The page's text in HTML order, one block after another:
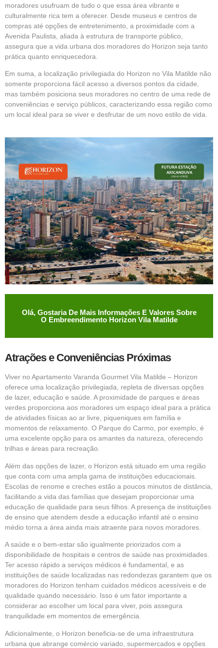
moradores usufruam de tudo o que essa área vibrante e
culturalmente rica tem a oferecer. Desde museus e centros de
compras até opções de entretenimento, a proximidade com a
Avenida Paulista, aliada à estrutura de transporte público,
assegura que a vida urbana dos moradores do Horizon seja tanto
prática quanto enriquecedora.
Em suma, a localização privilegiada do Horizon no Vila Matilde não
somente proporciona fácil acesso a diversos pontos da cidade,
mas também posiciona seus moradores no centro de uma rede de
conveniências e serviço públicos, caracterizando essa região como
um local ideal para se viver e desfrutar de um novo estilo de vida.
Olá, Gostaria De Mais Informações E Valores Sobre
O Embreendimento Horizon Vila Matilde
Atrações e Conveniências Próximas
Viver no Apartamento Varanda Gourmet Vila Matilde – Horizon
oferece uma localização privilegiada, repleta de diversas opções
de lazer, educação e saúde. A proximidade de parques e áreas
verdes proporciona aos moradores um espaço ideal para a prática
de atividades físicas ao ar livre, piqueniques em família e
momentos de relaxamento. O Parque do Carmo, por exemplo, é
uma excelente opção para os amantes da natureza, oferecendo
trilhas e áreas para recreação.
Além das opções de lazer, o Horizon está situado em uma região
que conta com uma ampla gama de instituições educacionais.
Escolas de renome e creches estão a poucos minutos de distância,
facilitando a vida das famílias que desejam proporcionar uma
educação de qualidade para seus filhos. A presença de instituições
de ensino que atendem desde a educação infantil até o ensino
médio torna a área ainda mais atraente para novos moradores.
A saúde e o bem-estar são igualmente priorizados com a
disponibilidade de hospitais e centros de saúde nas proximidades.
Ter acesso rápido a serviços médicos é fundamental, e as
instituições de saúde localizadas nas redondezas garantem que os
moradores do Horizon tenham cuidados médicos acessíveis e de
qualidade quando necessário. Isso é um fator importante a
considerar ao escolher um local para viver, pois assegura
tranquilidade em momentos de emergência.
Adicionalmente, o Horizon beneficia-se de uma infraestrutura
urbana que abrange comércio variado, supermercados e opções